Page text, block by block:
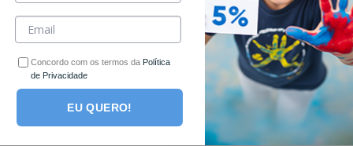
Concordo com os termos da Política
de Privacidade
EU QUERO!